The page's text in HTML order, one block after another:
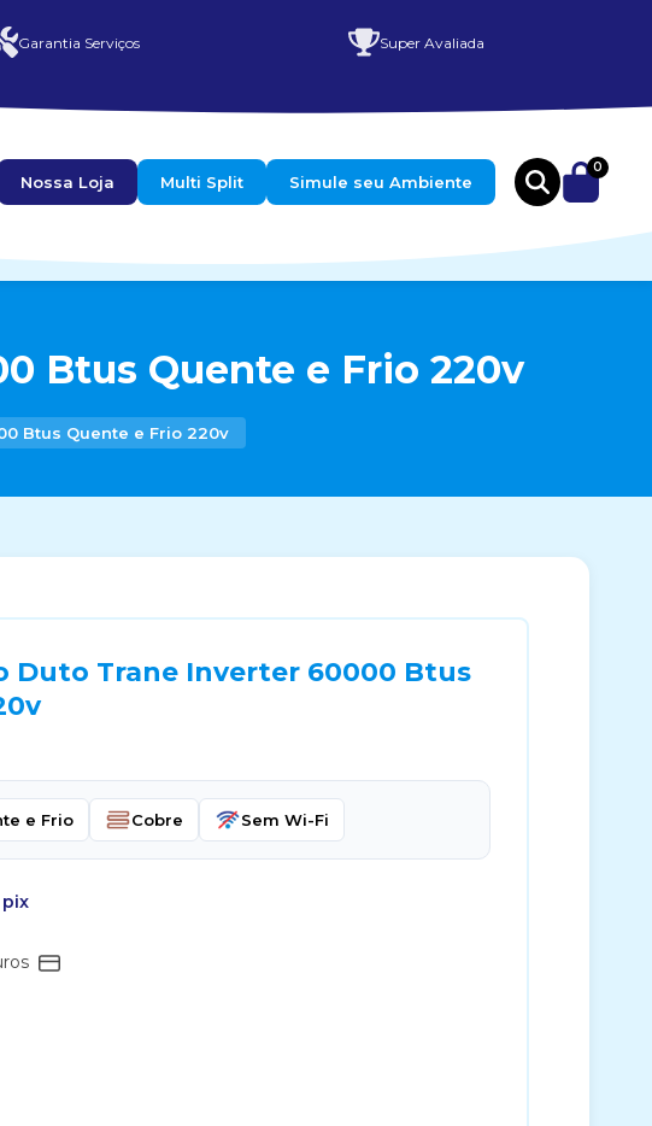
Garantia Serviços Super Avaliada
Nossa Loja Multi Split Simule seu Ambiente
0
Btus Quente e Frio 220v
Btus Quente e Frio 220v
Duto Trane Inverter 60000 Btus
e Frio Cobre Sem Wi-Fi